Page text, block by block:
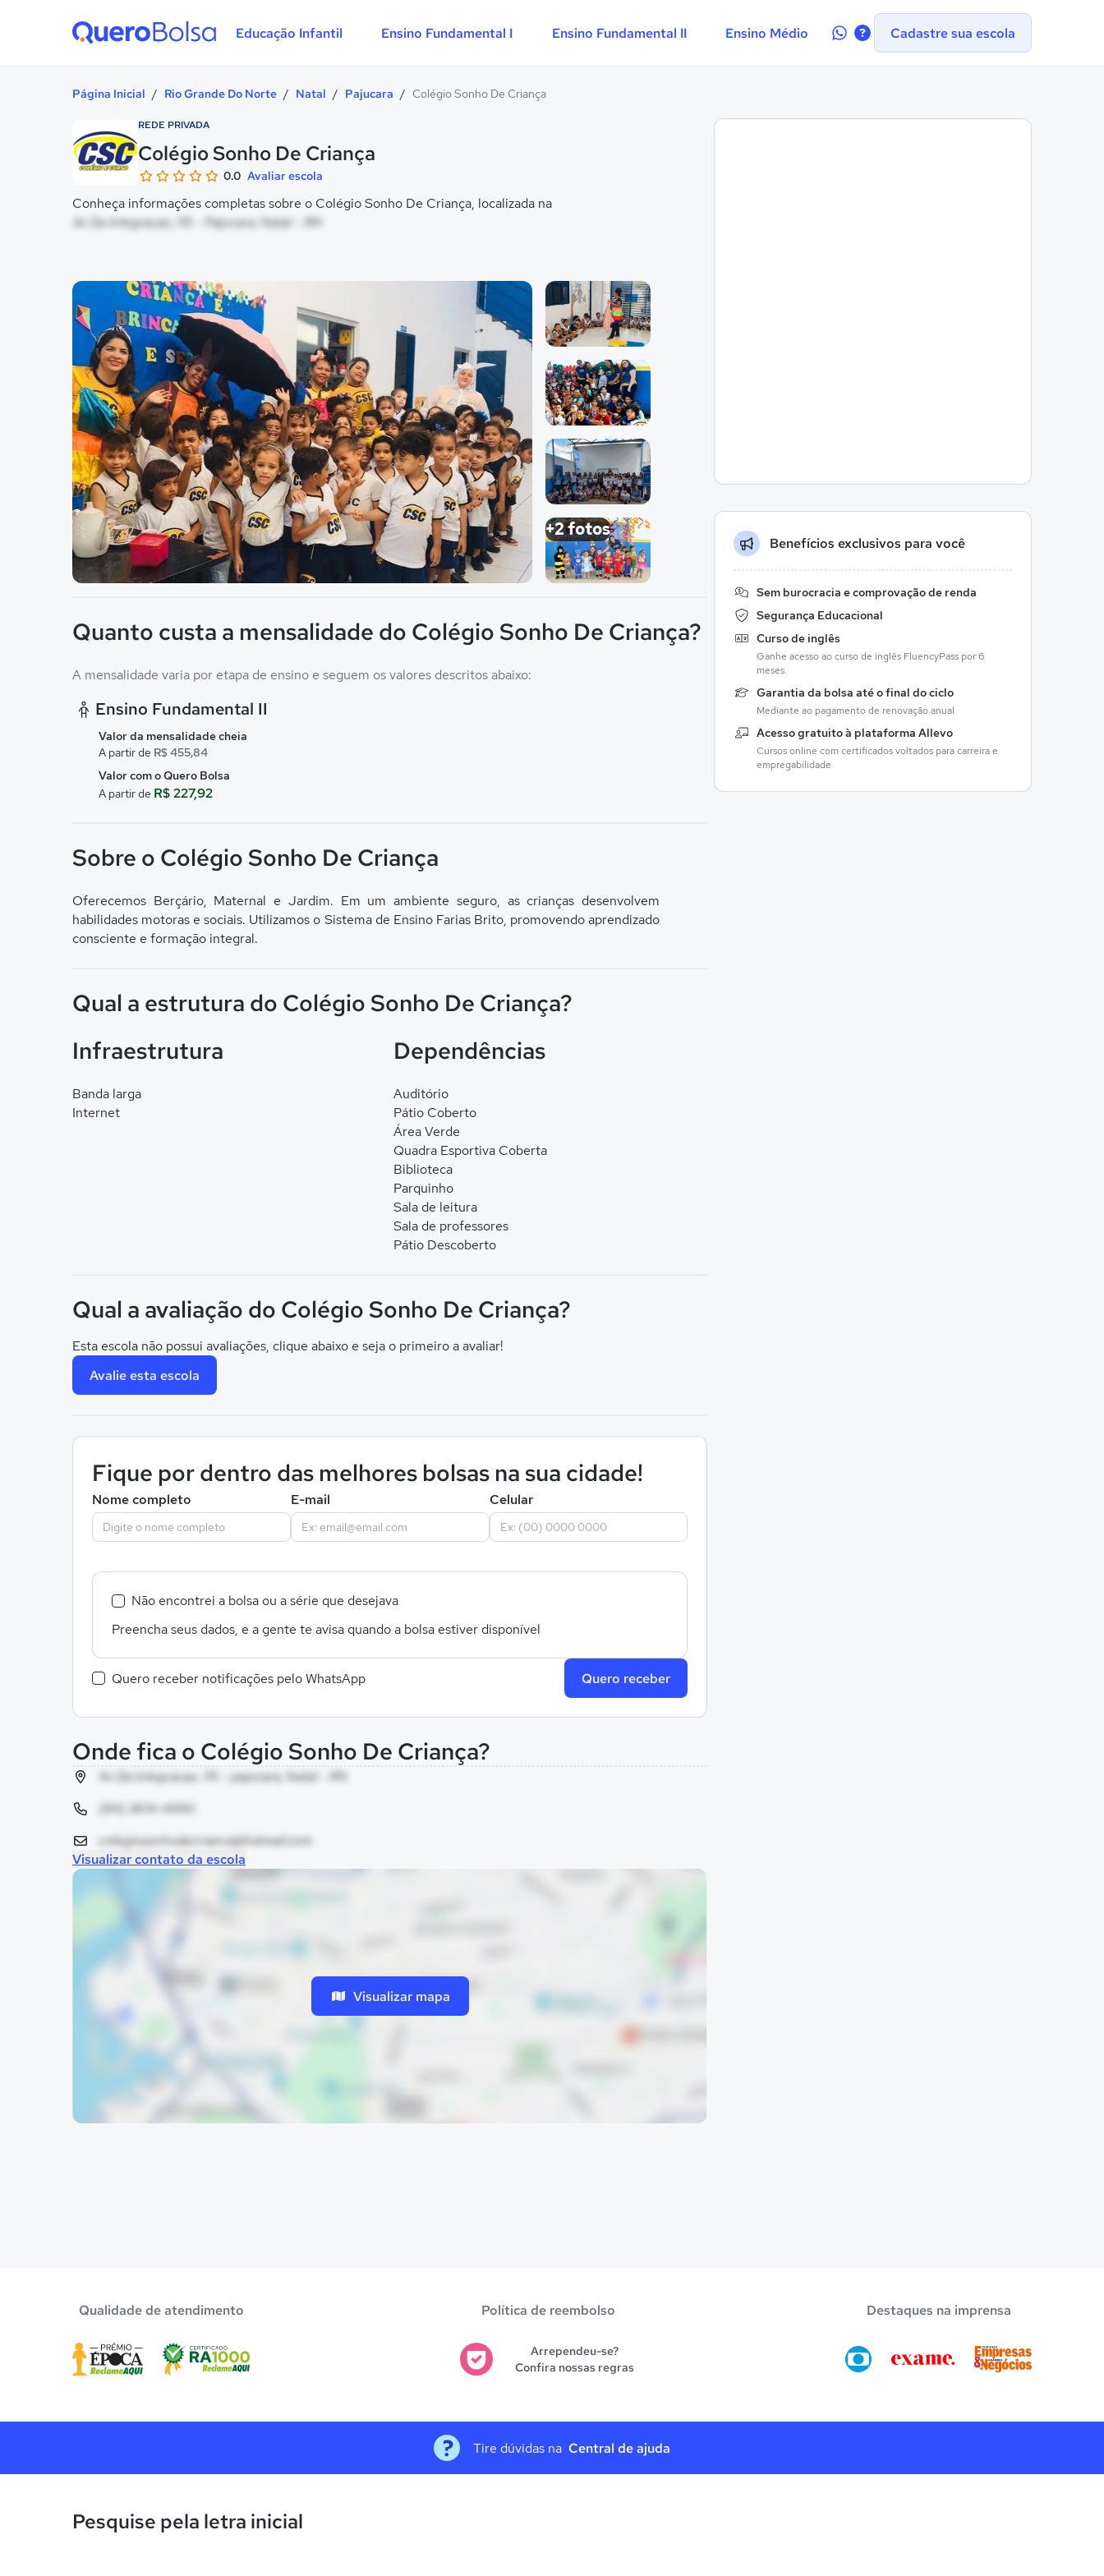
Educação Infantil Ensino Fundamental I Ensino Fundamental II Ensino Médio
Contate-Cadastre sua escola
Página Inicial / Rio Grande Do Norte / Natal / Pajucara / Colégio Sonho De Criança
REDE PRIVADA
Colégio Sonho De Criança
0.0 Avaliar escola
Conheça informações completas sobre o Colégio Sonho De Criança, localizada na
Av Da Integracao, 115 - Pajucara, Natal - RN
Benefícios exclusivos para você
Sem burocracia e comprovação de renda
Segurança Educacional
Curso de inglês
Ganhe acesso ao curso de inglês FluencyPass por 6
meses.
Garantia da bolsa até o final do ciclo
Mediante ao pagamento de renovação anual
Acesso gratuito à plataforma Allevo
Cursos online com certificados voltados para carreira e
empregabilidade
Galeria de imagem
Imagem 1
Imagem 2
Imagem 3
+2 fotos
Quanto custa a mensalidade do Colégio Sonho De Criança?
A mensalidade varia por etapa de ensino e seguem os valores descritos abaixo:
Ensino Fundamental II
Valor da mensalidade cheia
A partir de R$ 455,84
Valor com o Quero Bolsa
A partir de R$ 227,92
Sobre o Colégio Sonho De Criança
Oferecemos Berçário, Maternal e Jardim. Em um ambiente seguro, as crianças desenvolvem
habilidades motoras e sociais. Utilizamos o Sistema de Ensino Farias Brito, promovendo aprendizado
consciente e formação integral.
Qual a estrutura do Colégio Sonho De Criança?
Infraestrutura
Banda larga
Internet
Dependências
Auditório
Pátio Coberto
Área Verde
Quadra Esportiva Coberta
Biblioteca
Parquinho
Sala de leitura
Sala de professores
Pátio Descoberto
Qual a avaliação do Colégio Sonho De Criança?
Esta escola não possui avaliações, clique abaixo e seja o primeiro a avaliar!
Avalie esta escola
Fique por dentro das melhores bolsas na sua cidade!
Nome completo E-mail Celular
Não encontrei a bolsa ou a série que desejava
Preencha seus dados, e a gente te avisa quando a bolsa estiver disponível
Quero receber notificações pelo WhatsApp Quero receber
Onde fica o Colégio Sonho De Criança?
Av Da Integracao, 115 - pajucara, Natal - RN
(84) 3614-4990
colegiosonhodecrianca@hotmail.com
Visualizar contato da escola
Visualizar mapa
Qualidade de atendimento Política de reembolso
Arrependeu-se?
Confira nossas regras
Destaques na imprensa
Tire dúvidas na Central de ajuda
Pesquise pela letra inicial